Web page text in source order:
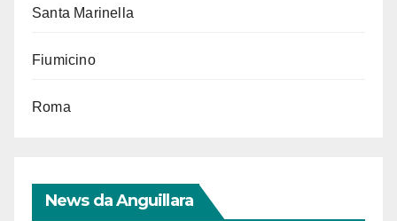
Santa Marinella
Fiumicino
Roma
News da Anguillara